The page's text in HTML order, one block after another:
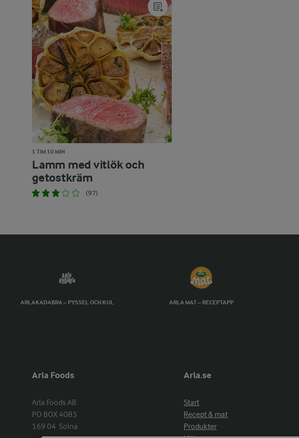
1 TIM 10 MIN
Lamm med vitlök och
getostkräm
(97)
ARLAKADABRA – PYSSEL OCH KUL ARLA MAT – RECEPTAPP
Arla Foods
Arla Foods AB
PO BOX 4083
169 04  Solna
Arla.se
Start
Recept & mat
Produkter